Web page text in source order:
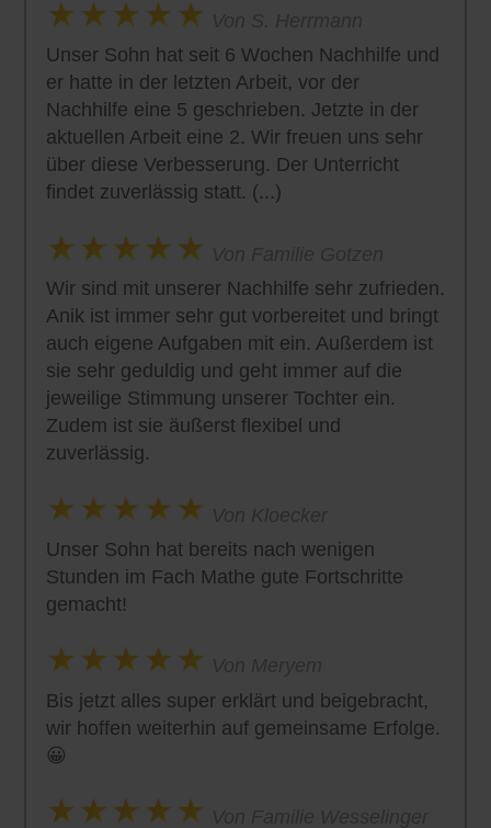
Unser Sohn hat seit 6 Wochen Nachhilfe und
er hatte in der letzten Arbeit, vor der
Nachhilfe eine 5 geschrieben. Jetzte in der
aktuellen Arbeit eine 2. Wir freuen uns sehr
über diese Verbesserung. Der Unterricht
findet zuverlässig statt. (...)
Wir sind mit unserer Nachhilfe sehr zufrieden.
Anik ist immer sehr gut vorbereitet und bringt
auch eigene Aufgaben mit ein. Außerdem ist
sie sehr geduldig und geht immer auf die
jeweilige Stimmung unserer Tochter ein.
Zudem ist sie äußerst flexibel und
zuverlässig.
Unser Sohn hat bereits nach wenigen
Stunden im Fach Mathe gute Fortschritte
gemacht!
Bis jetzt alles super erklärt und beigebracht,
wir hoffen weiterhin auf gemeinsame Erfolge.
😀